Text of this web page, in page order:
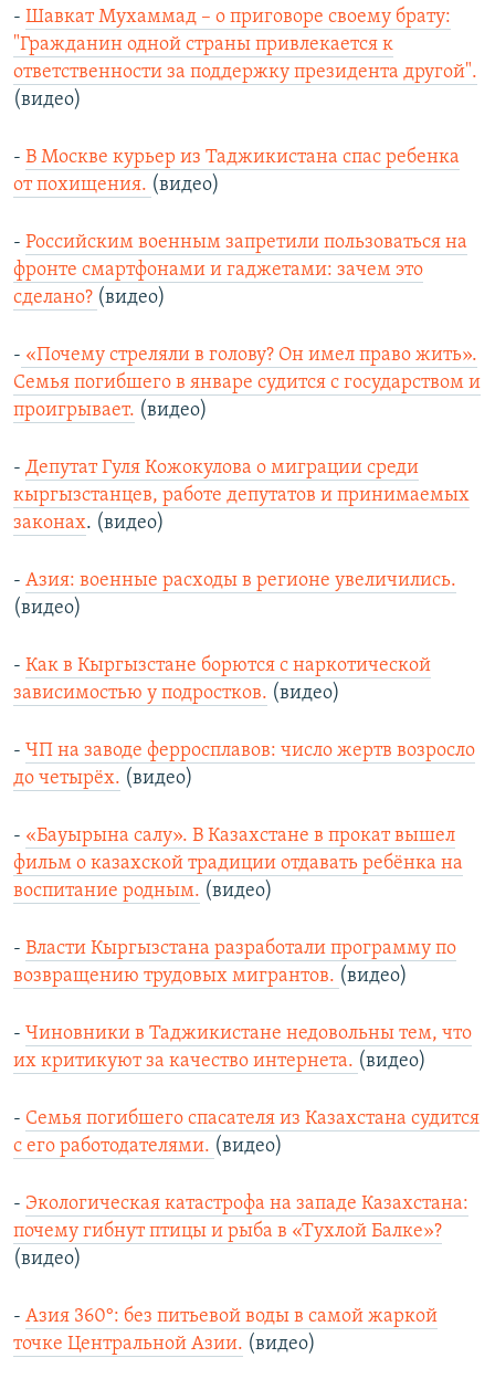
- Шавкат Мухаммад – о приговоре своему брату:
"Гражданин одной страны привлекается к
ответственности за поддержку президента другой".
(видео)
- В Москве курьер из Таджикистана спас ребенка
от похищения. (видео)
- Российским военным запретили пользоваться на
фронте смартфонами и гаджетами: зачем это
сделано? (видео)
- «Почему стреляли в голову? Он имел право жить».
Семья погибшего в январе судится с государством и
проигрывает. (видео)
- Депутат Гуля Кожокулова о миграции среди
кыргызстанцев, работе депутатов и принимаемых
законах. (видео)
- Азия: военные расходы в регионе увеличились.
(видео)
- Как в Кыргызстане борются с наркотической
зависимостью у подростков. (видео)
- ЧП на заводе ферросплавов: число жертв возросло
до четырёх. (видео)
- «Бауырына салу». В Казахстане в прокат вышел
фильм о казахской традиции отдавать ребёнка на
воспитание родным. (видео)
- Власти Кыргызстана разработали программу по
возвращению трудовых мигрантов. (видео)
- Чиновники в Таджикистане недовольны тем, что
их критикуют за качество интернета. (видео)
- Семья погибшего спасателя из Казахстана судится
с его работодателями. (видео)
- Экологическая катастрофа на западе Казахстана:
почему гибнут птицы и рыба в «Тухлой Балке»?
(видео)
- Азия 360°: без питьевой воды в самой жаркой
точке Центральной Азии. (видео)